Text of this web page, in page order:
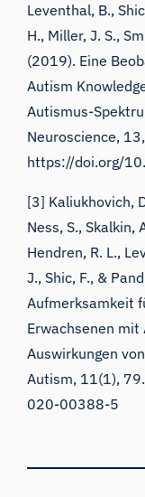
Leventhal, B.,
H., Miller, J. S.,
(2019). Eine
Autism
Autismus-
Neuroscience,
https://doi.org/
[3] Kaliukhovich,
Ness, S., Skalkin,
Hendren, R. L.,
J., Shic, F., &
Aufmerksamkeit
Erwachsenen
Auswirkungen
Autism, 11(1),
020-00388-5